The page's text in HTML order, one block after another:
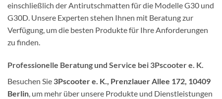
einschließlich der Antirutschmatten für die Modelle G30 und
G30D. Unsere Experten stehen Ihnen mit Beratung zur
Verfügung, um die besten Produkte für Ihre Anforderungen
zu finden.
Professionelle Beratung und Service bei 3Pscooter e. K.
Besuchen Sie 3Pscooter e. K., Prenzlauer Allee 172, 10409
Berlin, um mehr über unsere Produkte und Dienstleistungen